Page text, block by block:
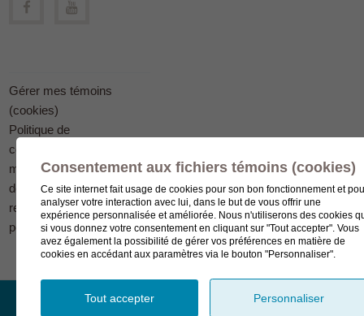
Gérer mes témoins
(cookies)
Politique de
confidentialité en
matière
de protection des
renseignements
personnels
© Complexe funéraire LeSieur 2023.
Consentement aux fichiers témoins (cookies)
Ce site internet fait usage de cookies pour son bon fonctionnement et
analyser votre interaction avec lui, dans le but de vous offrir une
expérience personnalisée et améliorée. Nous n'utiliserons des cookies
si vous donnez votre consentement en cliquant sur "Tout accepter". Vous
avez également la possibilité de gérer vos préférences en matière de
cookies en accédant aux paramètres via le bouton "Personnaliser".
Tout accepter Personnaliser